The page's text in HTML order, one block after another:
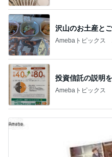
沢山のお土産と
Amebaトピックス
投資信託の説明
Amebaトピックス